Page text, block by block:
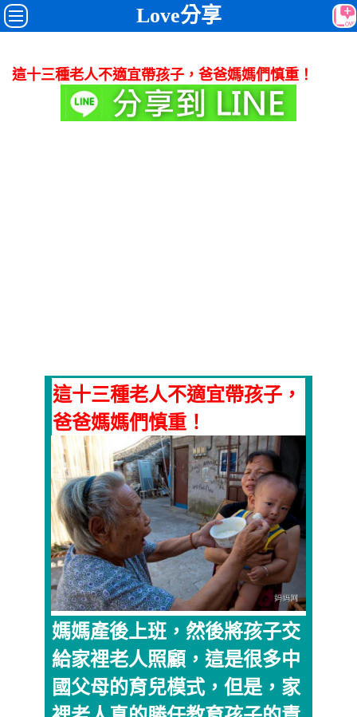
Love分享
這十三種老人不適宜帶孩子，爸爸媽媽們慎重！
這十三種老人不適宜帶孩子，
爸爸媽媽們慎重！
媽媽產後上班，然後將孩子交
給家裡老人照顧，這是很多中
國父母的育兒模式，但是，家